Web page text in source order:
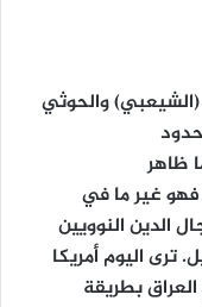
(الشيعبي) والحوثي
ظاهر
فهو غير ما في
الدين النوويين
اليوم أمريكا
بطريقة